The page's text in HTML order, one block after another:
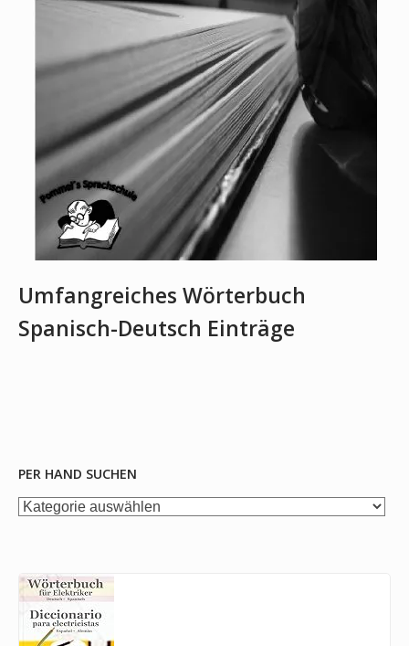
Umfangreiches Wörterbuch
Spanisch-Deutsch Einträge
PER HAND SUCHEN
per